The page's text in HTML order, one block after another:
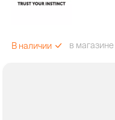
В наличии в магазине